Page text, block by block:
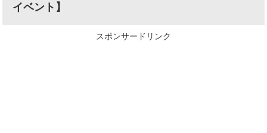
イベント】
スポンサードリンク